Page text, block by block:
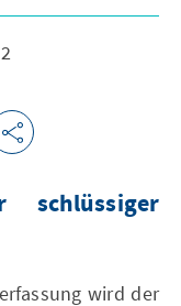
schlüssiger
wird der